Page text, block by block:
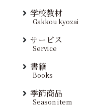
学校教材
Gakkou kyozai
サービス
Service
書籍
Books
季節商品
Season item